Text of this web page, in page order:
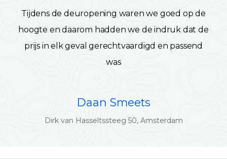
Tijdens de deuropening waren we goed op de
hoogte en daarom hadden we de indruk dat de
prijs in elk geval gerechtvaardigd en passend
was
Daan Smeets
Dirk van Hasseltssteeg 50, Amsterdam